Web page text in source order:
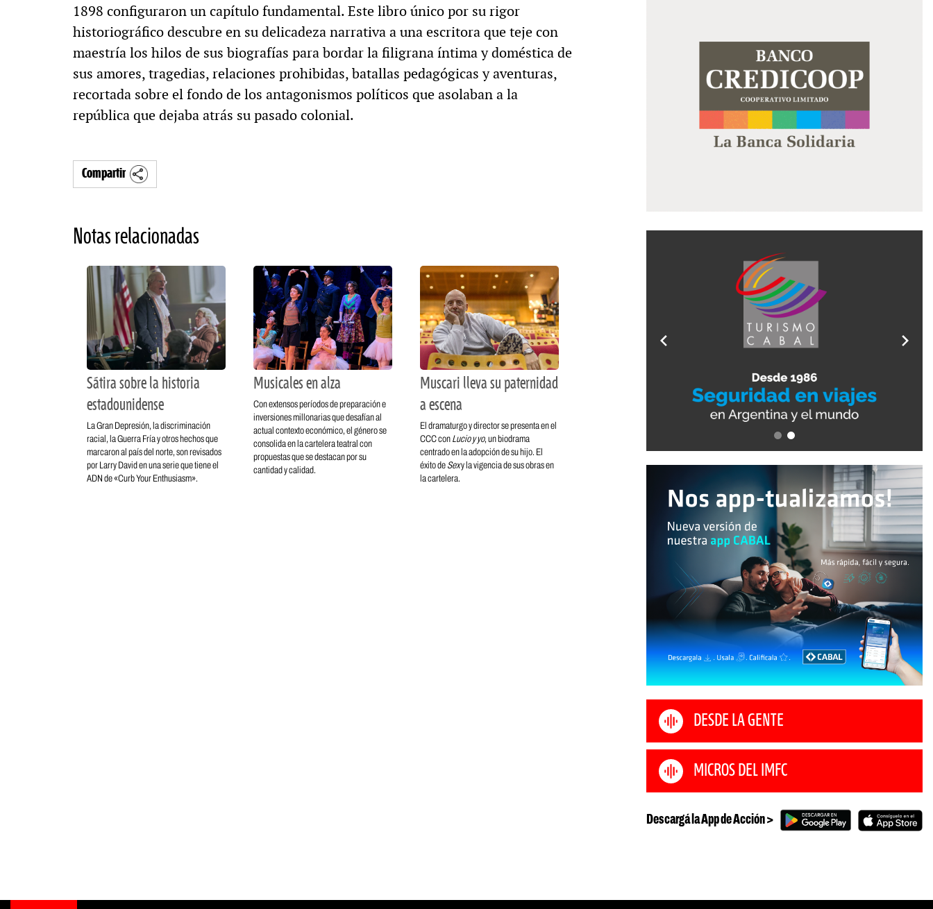
1898 configuraron un capítulo fundamental. Este libro único por su rigor
historiográfico descubre en su delicadeza narrativa a una escritora que teje con
maestría los hilos de sus biografías para bordar la filigrana íntima y doméstica de
sus amores, tragedias, relaciones prohibidas, batallas pedagógicas y aventuras,
recortada sobre el fondo de los antagonismos políticos que asolaban a la
república que dejaba atrás su pasado colonial.
Compartir
Notas relacionadas
Sátira sobre la historia
estadounidense
La Gran Depresión, la discriminación
racial, la Guerra Fría y otros hechos que
marcaron al país del norte, son revisados
por Larry David en una serie que tiene el
ADN de «Curb Your Enthusiasm».
Musicales en alza
Con extensos períodos de preparación e
inversiones millonarias que desafían al
actual contexto económico, el género se
consolida en la cartelera teatral con
propuestas que se destacan por su
cantidad y calidad.
Muscari lleva su paternidad
a escena
El dramaturgo y director se presenta en el
CCC con Lucio y yo, un biodrama
centrado en la adopción de su hijo. El
éxito de Sexy la vigencia de sus obras en
la cartelera.
DESDE LA GENTE
MICROS DEL IMFC
Descargá la App de Acción >